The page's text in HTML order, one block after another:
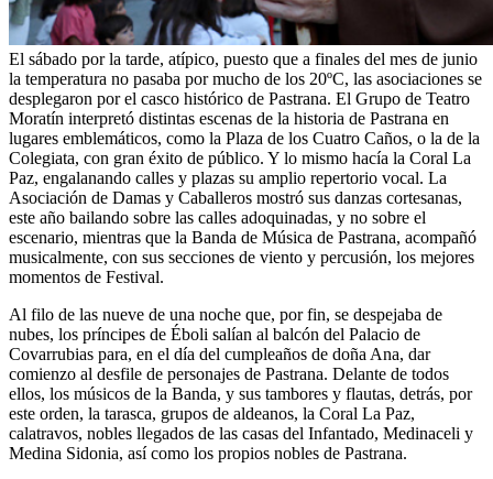
El sábado por la tarde, atípico, puesto que a finales del mes de junio
la temperatura no pasaba por mucho de los 20ºC, las asociaciones se
desplegaron por el casco histórico de Pastrana. El Grupo de Teatro
Moratín interpretó distintas escenas de la historia de Pastrana en
lugares emblemáticos, como la Plaza de los Cuatro Caños, o la de la
Colegiata, con gran éxito de público. Y lo mismo hacía la Coral La
Paz, engalanando calles y plazas su amplio repertorio vocal. La
Asociación de Damas y Caballeros mostró sus danzas cortesanas,
este año bailando sobre las calles adoquinadas, y no sobre el
escenario, mientras que la Banda de Música de Pastrana, acompañó
musicalmente, con sus secciones de viento y percusión, los mejores
momentos de Festival.
Al filo de las nueve de una noche que, por fin, se despejaba de
nubes, los príncipes de Éboli salían al balcón del Palacio de
Covarrubias para, en el día del cumpleaños de doña Ana, dar
comienzo al desfile de personajes de Pastrana. Delante de todos
ellos, los músicos de la Banda, y sus tambores y flautas, detrás, por
este orden, la tarasca, grupos de aldeanos, la Coral La Paz,
calatravos, nobles llegados de las casas del Infantado, Medinaceli y
Medina Sidonia, así como los propios nobles de Pastrana.